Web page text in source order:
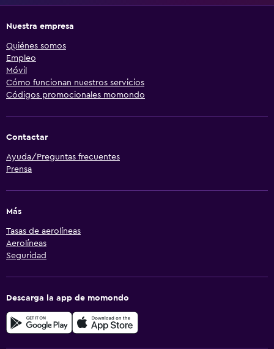
Nuestra empresa
Quiénes somos
Empleo
Móvil
Cómo funcionan nuestros servicios
Códigos promocionales momondo
Contactar
Ayuda/Preguntas frecuentes
Prensa
Más
Tasas de aerolíneas
Aerolíneas
Seguridad
Descarga la app de momondo